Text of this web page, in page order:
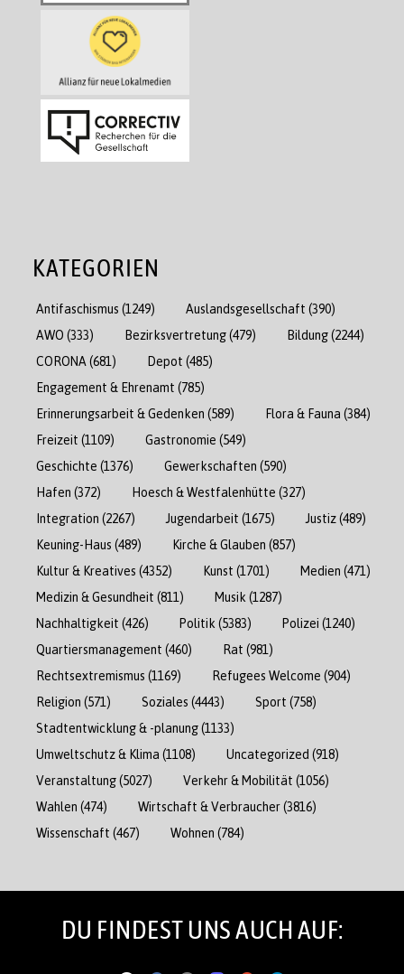
KATEGORIEN
Antifaschismus (1249) Auslandsgesellschaft (390)
AWO (333) Bezirksvertretung(479) Bildung(2244)
CORONA (681) Depot (485)
Engagement & Ehrenamt (785)
Erinnerungsarbeit & Gedenken (589) Flora & Fauna (384)
Freizeit (1109) Gastronomie (549)
Geschichte (1376) Gewerkschaften (590)
Hafen (372) Hoesch & Westfalenhütte (327)
Integration (2267) Jugendarbeit (1675) Justiz(489)
Keuning-Haus (489) Kirche & Glauben (857)
Kultur & Kreatives (4352) Kunst (1701) Medien (471)
Medizin & Gesundheit (811) Musik (1287)
Nachhaltigkeit (426) Politik (5383) Polizei (1240)
Quartiersmanagement (460) Rat (981)
Rechtsextremismus (1169) Refugees Welcome (904)
Religion (571) Soziales (4443) Sport (758)
Stadtentwicklung & -planung(1133)
Umweltschutz & Klima (1108) Uncategorized (918)
Veranstaltung(5027) Verkehr & Mobilität (1056)
Wahlen (474) Wirtschaft & Verbraucher(3816)
Wissenschaft (467) Wohnen (784)
DU FINDEST UNS AUCH AUF: